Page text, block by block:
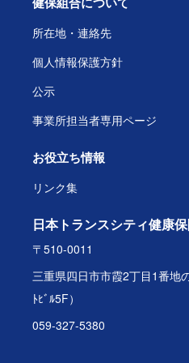
所在地・連絡先
個人情報保護方針
公示
事業所担当者専用ページ
お役立ち情報
リンク集
日本トランスシティ健康
〒510-0011
三重県四日市市霞2丁目
ﾄﾋﾞﾙ5F）
059-327-5380